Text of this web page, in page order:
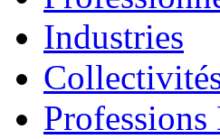
Industries
Professions